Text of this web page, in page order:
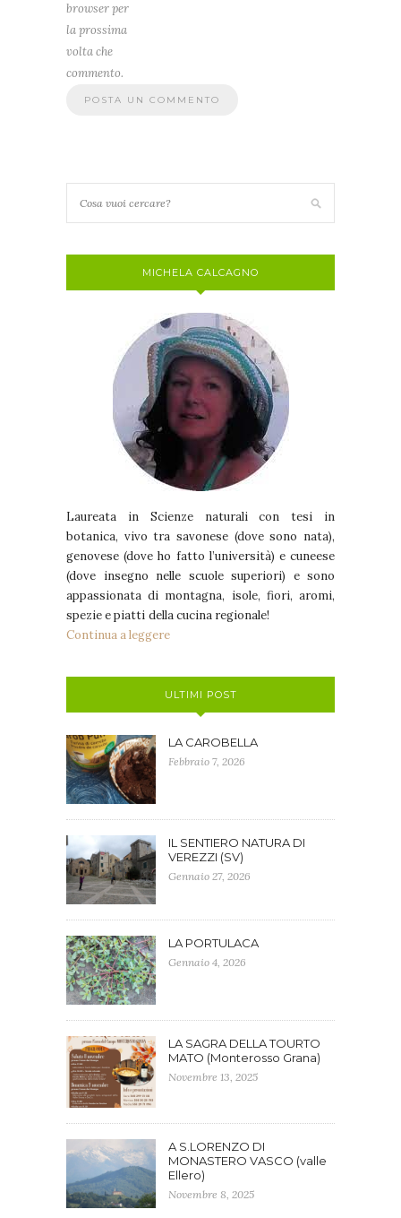
browser per
la prossima
volta che
commento.
MICHELA CALCAGNO
Laureata in Scienze naturali con tesi in
botanica, vivo tra savonese (dove sono nata),
genovese (dove ho fatto l’università) e cuneese
(dove insegno nelle scuole superiori) e sono
appassionata di montagna, isole, fiori, aromi,
spezie e piatti della cucina regionale!
Continua a leggere
ULTIMI POST
LA CAROBELLA
Febbraio 7, 2026
IL SENTIERO NATURA DI
VEREZZI (SV)
Gennaio 27, 2026
LA PORTULACA
Gennaio 4, 2026
LA SAGRA DELLA TOURTO
MATO (Monterosso Grana)
Novembre 13, 2025
A S.LORENZO DI
MONASTERO VASCO (valle
Ellero)
Novembre 8, 2025